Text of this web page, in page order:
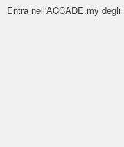
Entra nell'ACCADE.my